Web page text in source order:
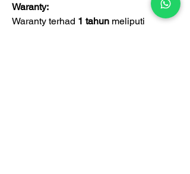
Waranty:
Waranty terhad 1 tahun meliputi